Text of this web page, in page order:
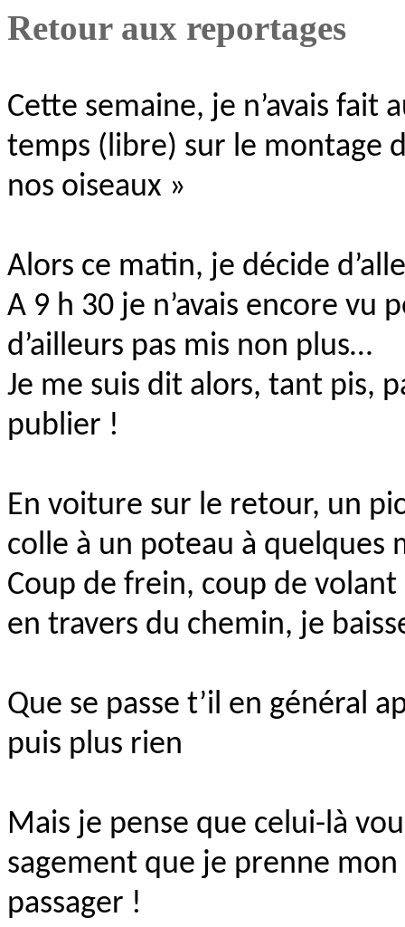
Retour aux reportages
Cette semaine, je n’avais fait
temps (libre) sur le montage
nos oiseaux »
Alors ce matin, je décide
A 9 h 30 je n’avais encore vu
d’ailleurs pas mis non plus…
Je me suis dit alors, tant pis,
publier !
En voiture sur le retour, un
colle à un poteau à quelques
Coup de frein, coup de
en travers du chemin, je
Que se passe t’il en général
puis plus rien
Mais je pense que celui-là
sagement que je prenne
passager !